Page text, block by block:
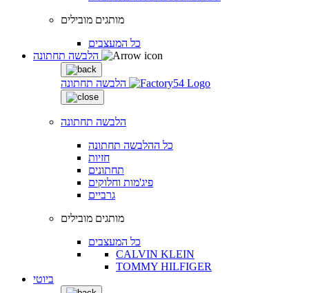
מותגים מובילים
כל המעצבים
הלבשה תחתונה
הלבשה תחתונה
כל ההלבשה תחתונה
חזיות
תחתונים
פיג'מות וחלוקים
גרביים
מותגים מובילים
כל המעצבים
CALVIN KLEIN
TOMMY HILFIGER
ביוטי